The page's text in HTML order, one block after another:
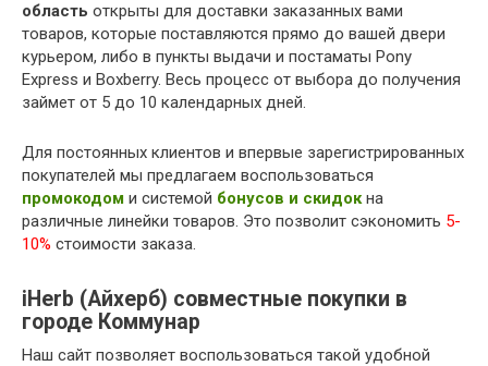
область открыты для доставки заказанных вами
товаров, которые поставляются прямо до вашей двери
курьером, либо в пункты выдачи и постаматы Pony
Express и Boxberry. Весь процесс от выбора до получения
займет от 5 до 10 календарных дней.
Для постоянных клиентов и впервые зарегистрированных
покупателей мы предлагаем воспользоваться
промокодом и системой бонусов и скидокна
различные линейки товаров. Это позволит сэкономить 5-
10% стоимости заказа.
iHerb (Айхерб) совместные покупки в
городе Коммунар
Наш сайт позволяет воспользоваться такой удобной